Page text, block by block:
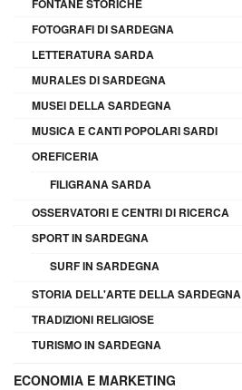
FONTANE STORICHE
FOTOGRAFI DI SARDEGNA
LETTERATURA SARDA
MURALES DI SARDEGNA
MUSEI DELLA SARDEGNA
MUSICA E CANTI POPOLARI SARDI
OREFICERIA
FILIGRANA SARDA
OSSERVATORI E CENTRI DI RICERCA
SPORT IN SARDEGNA
SURF IN SARDEGNA
STORIA DELL'ARTE DELLA SARDEGNA
TRADIZIONI RELIGIOSE
TURISMO IN SARDEGNA
ECONOMIA E MARKETING